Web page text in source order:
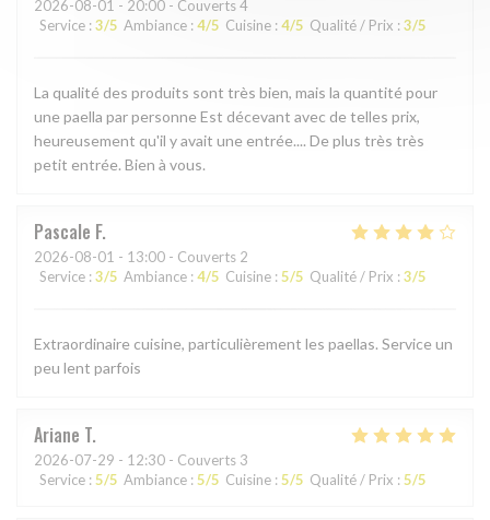
2026-08-01 - 20:00 - Couverts 4
Service :3/5 Ambiance : 4/5 Cuisine : 4/5 Qualité / Prix : 3/5
La qualité des produits sont très bien, mais la quantité pour
une paella par personne Est décevant avec de telles prix,
heureusement qu'il y avait une entrée.... De plus très très
petit entrée. Bien à vous.
Pascale F
2026-08-01 - 13:00 - Couverts 2
Service : 3/5 Ambiance : 4/5 Cuisine : 5/5 Qualité / Prix : 3/5
Extraordinaire cuisine, particulièrement les paellas. Service un
peu lent parfois
Ariane T
2026-07-29 - 12:30 - Couverts 3
Service : 5/5 Ambiance : 5/5 Cuisine : 5/5 Qualité / Prix : 5/5